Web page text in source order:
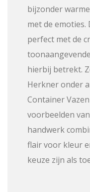
bijzonder
met de
perfect met de
hierbij betrekt.
Herkner onder
Container
voorbeelden
handwerk
flair voor kleur
keuze zijn als